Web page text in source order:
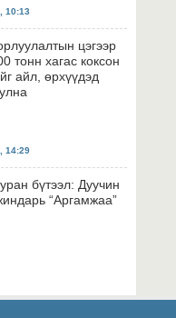
10:13
цэгээр
тонн хагас коксон
айл, өрхүүдэд
14:29
бүтээл: Дуучин
“Аргамжаа”